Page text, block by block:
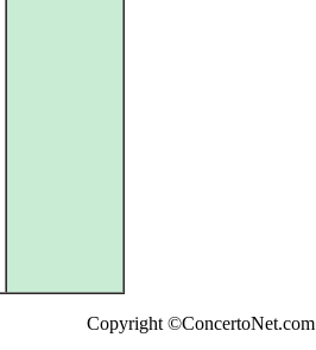
Copyright ©ConcertoNet.com